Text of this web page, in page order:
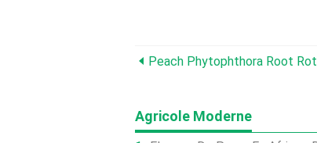
Agricole Moderne